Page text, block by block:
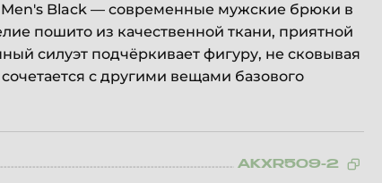
Men's Black — современные мужские брюки в
пошито из качественной ткани, приятной
силуэт подчёркивает фигуру, не сковывая
с другими вещами базового
AKXR509-2